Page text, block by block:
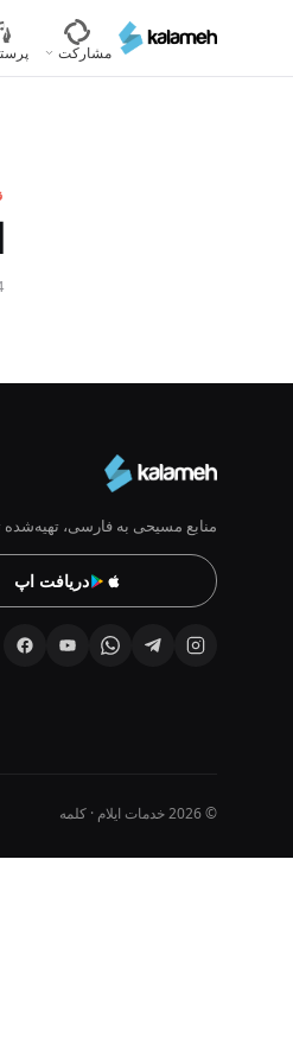
محتوای
مشارکت
منابع مسیحی به فارسی،
دریافت اپ
© 2026 خدمات ایلام · کلمه